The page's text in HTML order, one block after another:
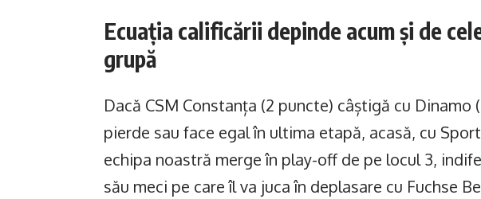
Ecuația calificării depinde acum și de
grupă
Dacă CSM Constanța (2 puncte) câștigă cu Dinamo
pierde sau face egal în ultima etapă, acasă, cu
echipa noastră merge în play-off de pe locul 3,
său meci pe care îl va juca în deplasare cu Fuchse